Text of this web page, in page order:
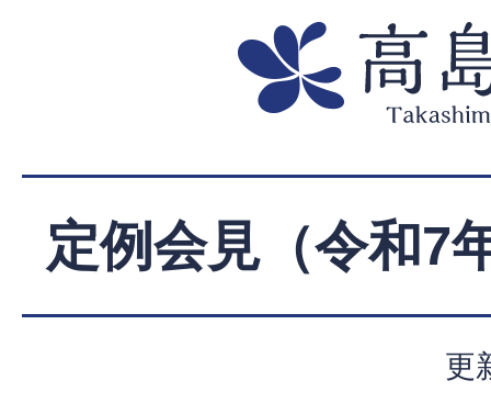
定例会見（令和7
更